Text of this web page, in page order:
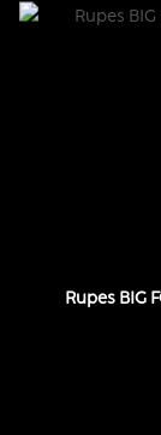
Rupes BIG